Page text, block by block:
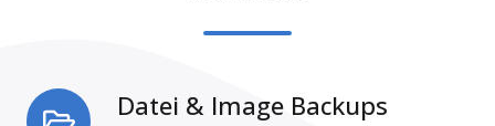
Datei & Image Backups
Datei